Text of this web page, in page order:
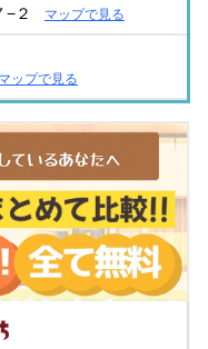
−２ マップで見る
マップで見る